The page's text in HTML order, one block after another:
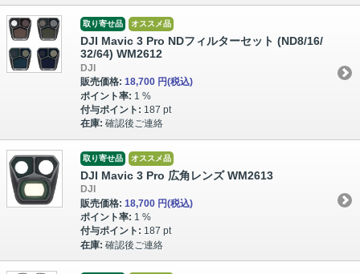
取り寄せ品 オススメ品
DJI Mavic 3 Pro NDフィルターセット (ND8/16/
32/64) WM2612
DJI
販売価格: 18,700 円(税込)
ポイント率: 1 %
付与ポイント: 187 pt
在庫: 確認後ご連絡
取り寄せ品 オススメ品
DJI Mavic 3 Pro 広角レンズ WM2613
DJI
販売価格: 18,700 円(税込)
ポイント率: 1 %
付与ポイント: 187 pt
在庫: 確認後ご連絡